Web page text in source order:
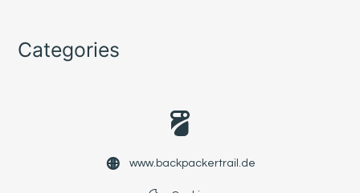
Categories
www.backpackertrail.de